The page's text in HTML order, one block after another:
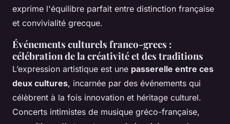
exprime l'équilibre parfait entre distinction française
et convivialité grecque.
Événements culturels franco-grecs :
célébration de la créativité et des traditions
L’expression artistique est une passerelle entre ces
deux cultures, incarnée par des événements qui
célèbrent à la fois innovation et héritage culturel.
Concerts intimistes de musique gréco-française,